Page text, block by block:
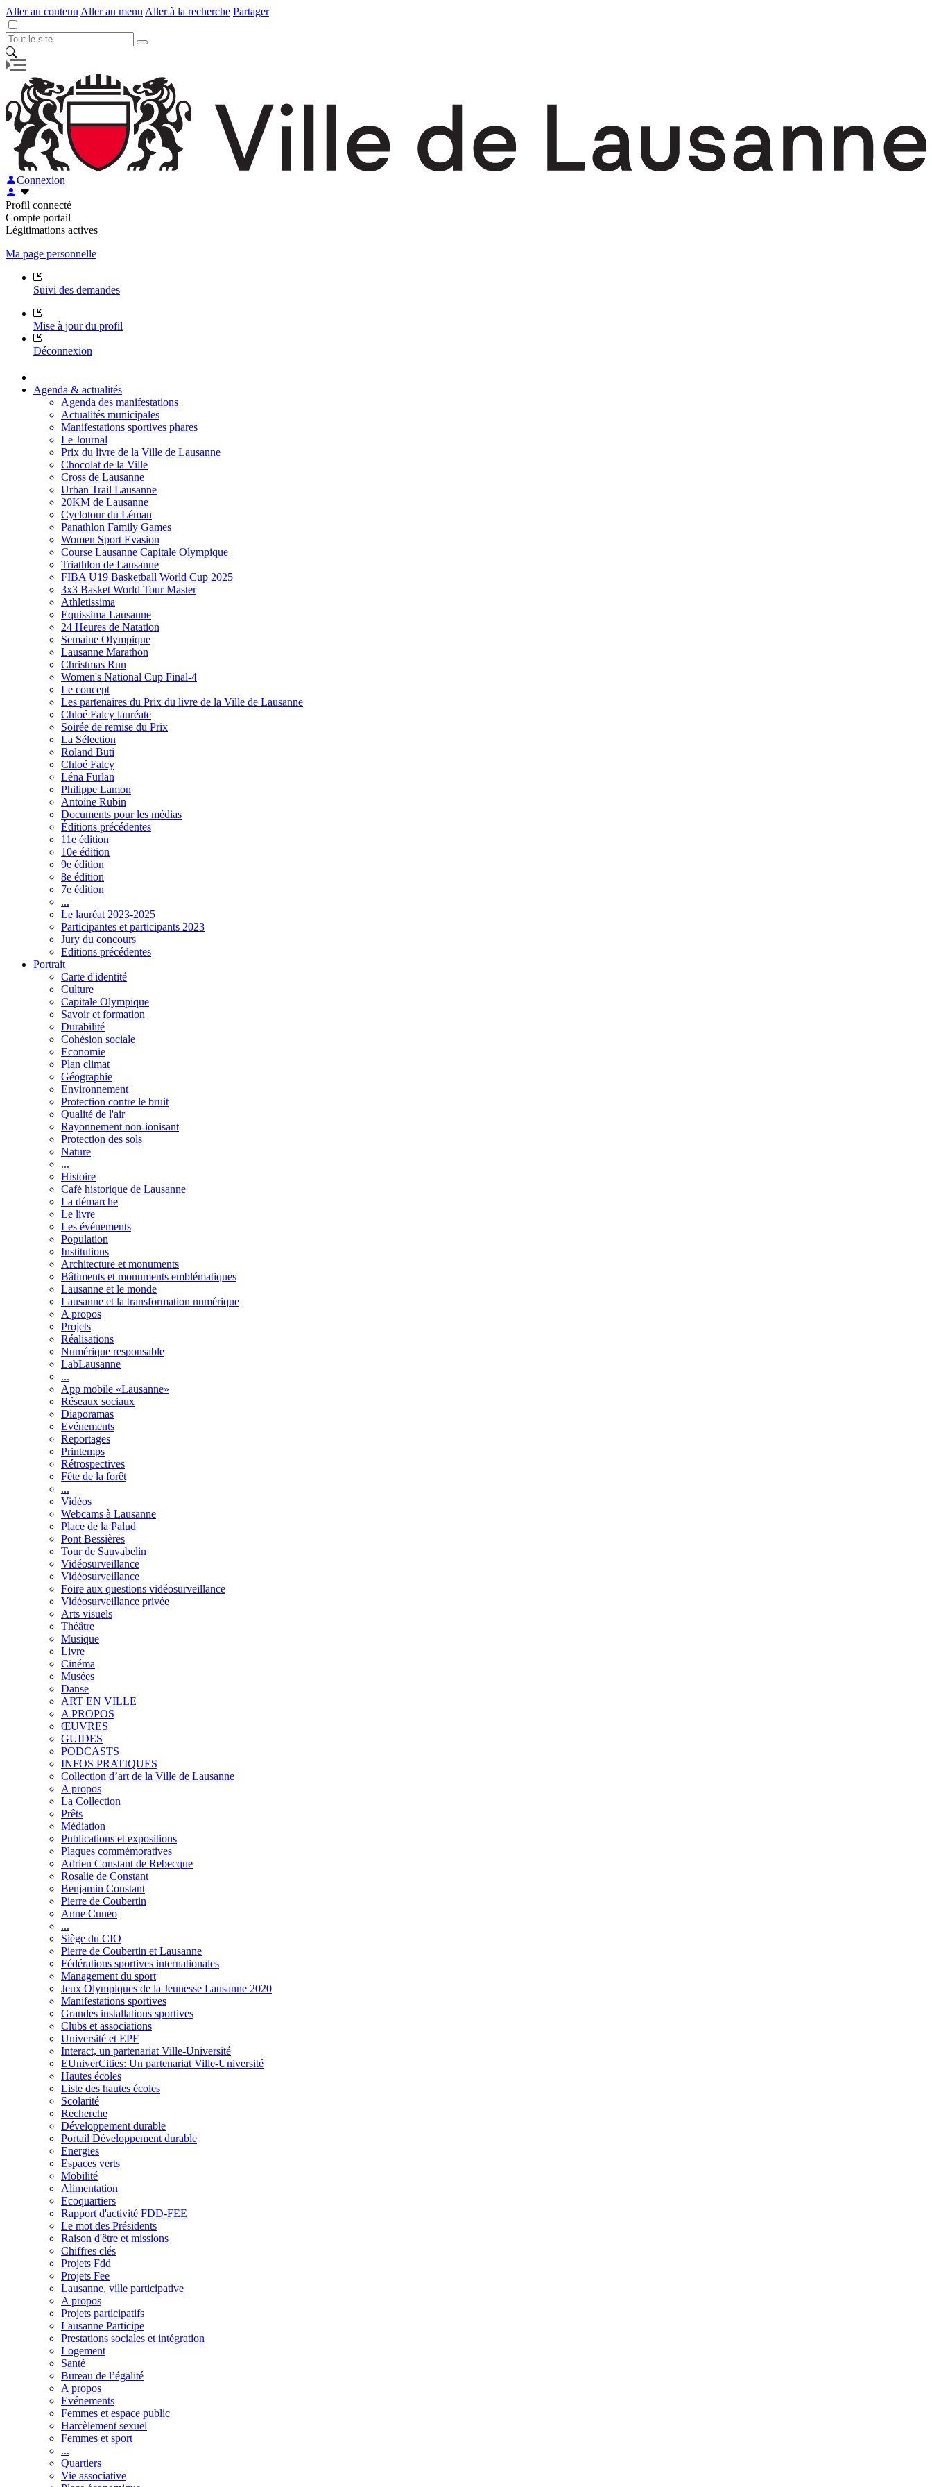
Aller au contenu Aller au menu Aller à la recherche Partager
Connexion
Profil connecté
Compte portail
Légitimations actives
Ma page personnelle
Suivi des demandes
Mise à jour du profil
Déconnexion
Agenda & actualités
Agenda des manifestations
Actualités municipales
Manifestations sportives phares
Le Journal
Prix du livre de la Ville de Lausanne
Chocolat de la Ville
Cross de Lausanne
Urban Trail Lausanne
20KM de Lausanne
Cyclotour du Léman
Panathlon Family Games
Women Sport Evasion
Course Lausanne Capitale Olympique
Triathlon de Lausanne
FIBA U19 Basketball World Cup 2025
3x3 Basket World Tour Master
Athletissima
Equissima Lausanne
24 Heures de Natation
Semaine Olympique
Lausanne Marathon
Christmas Run
Women's National Cup Final-4
Le concept
Les partenaires du Prix du livre de la Ville de Lausanne
Chloé Falcy lauréate
Soirée de remise du Prix
La Sélection
Roland Buti
Chloé Falcy
Léna Furlan
Philippe Lamon
Antoine Rubin
Documents pour les médias
Éditions précédentes
11e édition
10e édition
9e édition
8e édition
7e édition
...
Le lauréat 2023-2025
Participantes et participants 2023
Jury du concours
Editions précédentes
Portrait
Carte d'identité
Culture
Capitale Olympique
Savoir et formation
Durabilité
Cohésion sociale
Economie
Plan climat
Géographie
Environnement
Protection contre le bruit
Qualité de l'air
Rayonnement non-ionisant
Protection des sols
Nature
...
Histoire
Café historique de Lausanne
La démarche
Le livre
Les événements
Population
Institutions
Architecture et monuments
Bâtiments et monuments emblématiques
Lausanne et le monde
Lausanne et la transformation numérique
A propos
Projets
Réalisations
Numérique responsable
LabLausanne
...
App mobile «Lausanne»
Réseaux sociaux
Diaporamas
Evénements
Reportages
Printemps
Rétrospectives
Fête de la forêt
...
Vidéos
Webcams à Lausanne
Place de la Palud
Pont Bessières
Tour de Sauvabelin
Vidéosurveillance
Vidéosurveillance
Foire aux questions vidéosurveillance
Vidéosurveillance privée
Arts visuels
Théâtre
Musique
Livre
Cinéma
Musées
Danse
ART EN VILLE
A PROPOS
ŒUVRES
GUIDES
PODCASTS
INFOS PRATIQUES
Collection d’art de la Ville de Lausanne
A propos
La Collection
Prêts
Médiation
Publications et expositions
Plaques commémoratives
Adrien Constant de Rebecque
Rosalie de Constant
Benjamin Constant
Pierre de Coubertin
Anne Cuneo
...
Siège du CIO
Pierre de Coubertin et Lausanne
Fédérations sportives internationales
Management du sport
Jeux Olympiques de la Jeunesse Lausanne 2020
Manifestations sportives
Grandes installations sportives
Clubs et associations
Université et EPF
Interact, un partenariat Ville-Université
EUniverCities: Un partenariat Ville-Université
Hautes écoles
Liste des hautes écoles
Scolarité
Recherche
Développement durable
Portail Développement durable
Energies
Espaces verts
Mobilité
Alimentation
Ecoquartiers
Rapport d'activité FDD-FEE
Le mot des Présidents
Raison d'être et missions
Chiffres clés
Projets Fdd
Projets Fee
Lausanne, ville participative
A propos
Projets participatifs
Lausanne Participe
Prestations sociales et intégration
Logement
Santé
Bureau de l’égalité
A propos
Evénements
Femmes et espace public
Harcèlement sexuel
Femmes et sport
...
Quartiers
Vie associative